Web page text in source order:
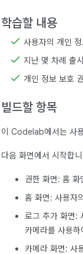
학습할 내용
사용자의 개인
지난 몇 차례 출
개인 정보 보호
빌드할 항목
이 Codelab에서는 사
다음 화면에서 시작합
권한 화면: 홈 화
홈 화면: 사용자
로그 추가 화면:
카메라를 사용
카메라 화면: 사